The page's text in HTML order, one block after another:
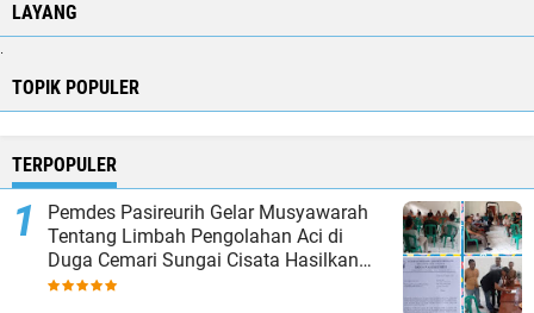
LAYANG
.
TOPIK POPULER
TERPOPULER
Pemdes Pasireurih Gelar Musyawarah
Tentang Limbah Pengolahan Aci di
Duga Cemari Sungai Cisata Hasilkan
Kesepakatan Tutup Sementara